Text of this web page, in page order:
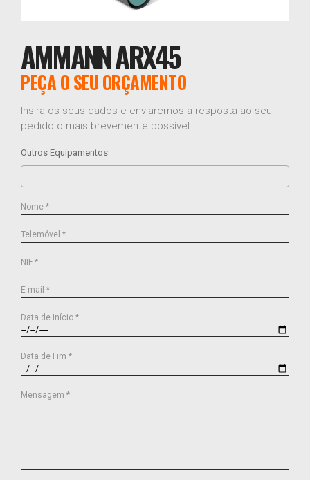
AMMANN ARX45
PEÇA O SEU ORÇAMENTO
Insira os seus dados e enviaremos a resposta ao seu
pedido o mais brevemente possível.
Outros Equipamentos
Nome *
Telemóvel *
NIF *
E-mail *
Data de Início *
Data de Fim *
Mensagem *